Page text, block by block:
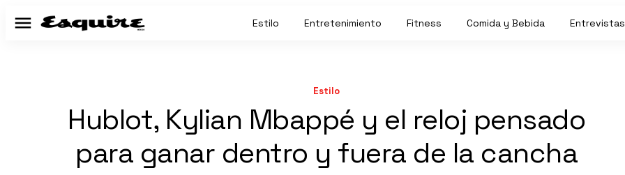
Menú Estilo Entretenimiento Fitness Comida y Bebida Entrevistas
Estilo
Hublot, Kylian Mbappé y el reloj pensado
para ganar dentro y fuera de la cancha